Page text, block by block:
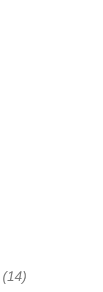
(14)